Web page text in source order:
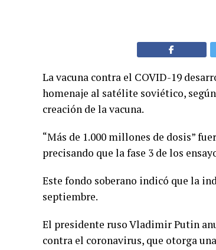
La vacuna contra el COVID-19
homenaje al satélite soviético,
creación de la vacuna.
“Más de 1.000 millones de dosis”
precisando que la fase 3 de los
Este fondo soberano indicó que la
septiembre.
El presidente ruso Vladimir Putin
contra el coronavirus, que otorga